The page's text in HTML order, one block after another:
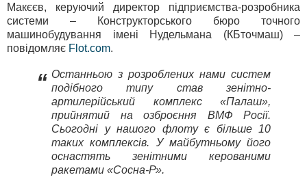
Макєєв, керуючий директор підприємства-розробника
системи – Конструкторського бюро точного
машинобудування імені Нудельмана (КБточмаш) –
повідомляє Flot.com.
“ Останньою з розроблених нами систем
подібного типу став зенітно-
артилерійський комплекс «Палаш»,
прийнятий на озброєння ВМФ Росії.
Сьогодні у нашого флоту є більше 10
таких комплексів. У майбутньому його
оснастять зенітними керованими
ракетами «Сосна-Р».